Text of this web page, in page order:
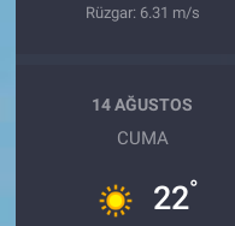
Rüzgar: 6.31 m/s
14 AĞUSTOS
CUMA
22°